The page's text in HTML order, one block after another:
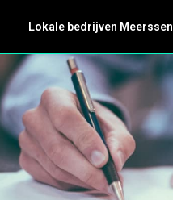
Lokale bedrijven Meerssen